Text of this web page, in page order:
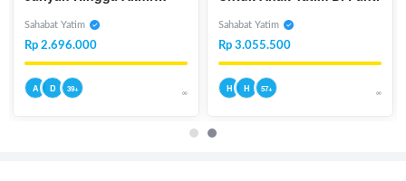
Sahabat Yatim
Rp 2.696.000
A D 39+ ∞
Sahabat Yatim
Rp 3.055.500
H H 57+ ∞